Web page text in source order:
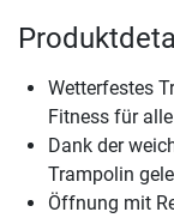
Wetterfestes
Fitness für
Dank der
Trampolin
Öffnung mit